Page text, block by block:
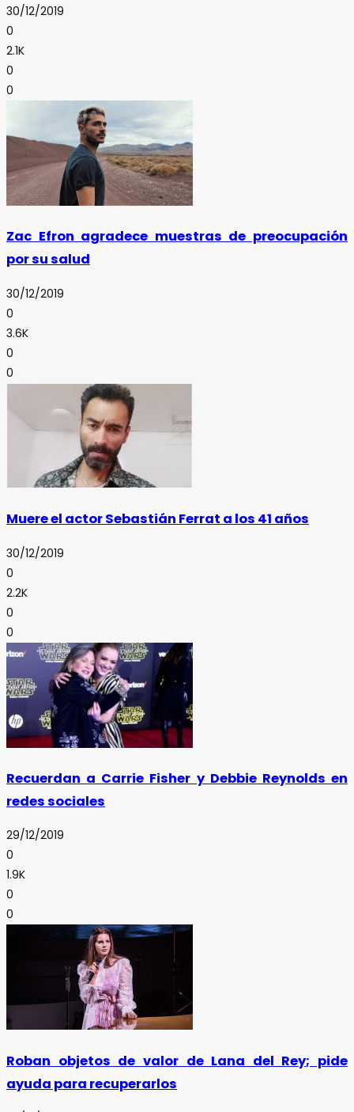
30/12/2019
0
2.1K
0
0
Zac Efron agradece muestras de preocupación
por su salud
30/12/2019
0
3.6K
0
0
Muere el actor Sebastián Ferrat a los 41 años
30/12/2019
0
2.2K
0
0
Recuerdan a Carrie Fisher y Debbie Reynolds en
redes sociales
29/12/2019
0
1.9K
0
0
Roban objetos de valor de Lana del Rey; pide
ayuda para recuperarlos